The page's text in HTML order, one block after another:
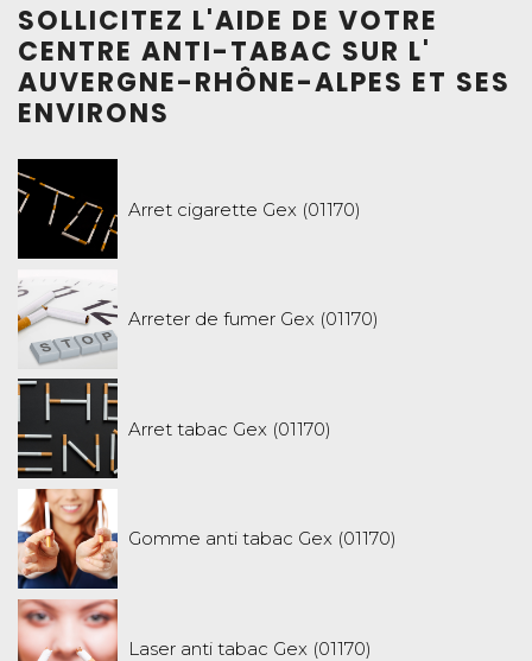
SOLLICITEZ L'AIDE DE VOTRE
CENTRE ANTI-TABAC SUR L'
AUVERGNE-RHÔNE-ALPES ET SES
ENVIRONS
Arret cigarette Gex (01170)
Arreter de fumer Gex (01170)
Arret tabac Gex (01170)
Gomme anti tabac Gex (01170)
Laser anti tabac Gex (01170)